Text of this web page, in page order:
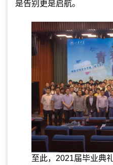
是告别更是启航。
至此， 2021届毕业典